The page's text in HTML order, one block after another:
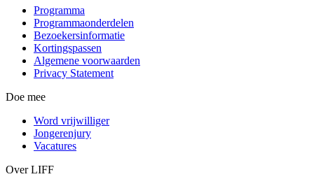
Programma
Programmaonderdelen
Bezoekersinformatie
Kortingspassen
Algemene voorwaarden
Privacy Statement
Doe mee
Word vrijwilliger
Jongerenjury
Vacatures
Over LIFF